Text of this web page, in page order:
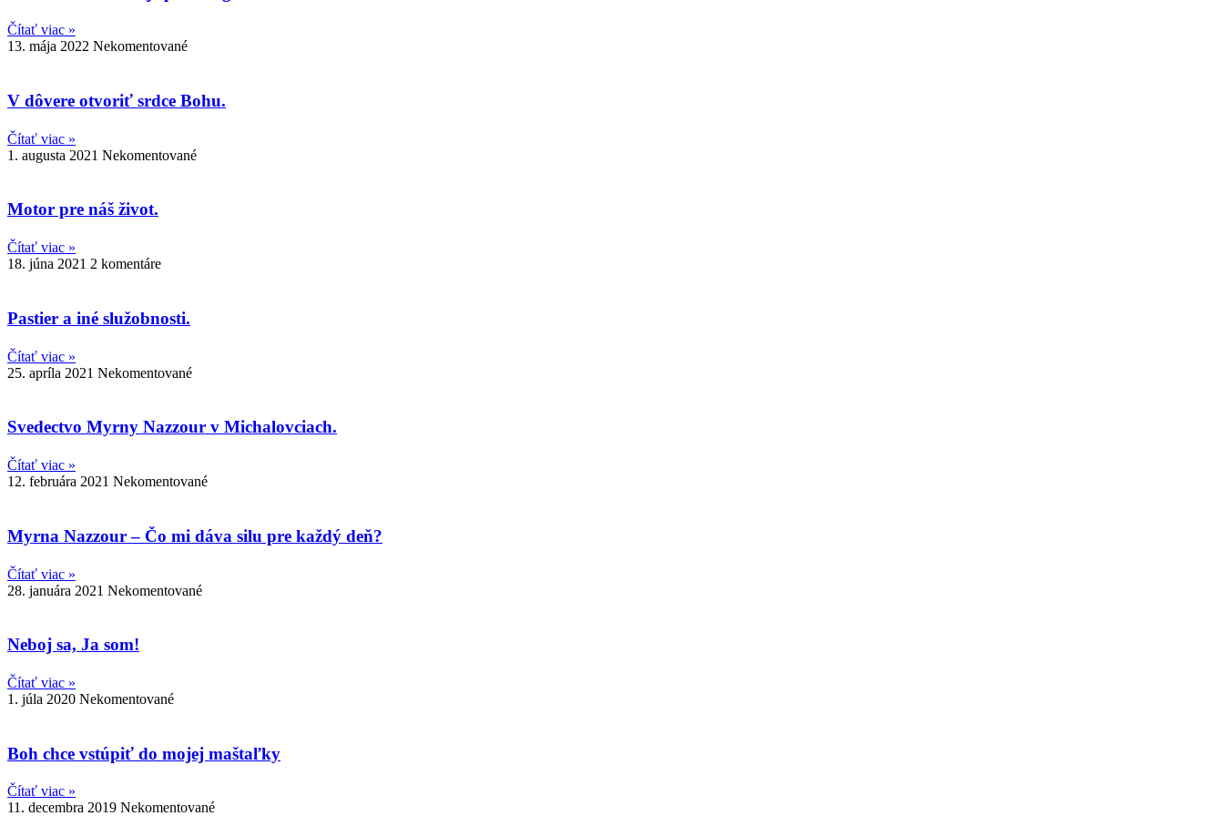
Čítať viac »
13. mája 2022 Nekomentované
V dôvere otvoriť srdce Bohu.
Čítať viac »
1. augusta 2021 Nekomentované
Motor pre náš život.
Čítať viac »
18. júna 2021 2 komentáre
Pastier a iné služobnosti.
Čítať viac »
25. apríla 2021 Nekomentované
Svedectvo Myrny Nazzour v Michalovciach.
Čítať viac »
12. februára 2021 Nekomentované
Myrna Nazzour – Čo mi dáva silu pre každý deň?
Čítať viac »
28. januára 2021 Nekomentované
Neboj sa, Ja som!
Čítať viac »
1. júla 2020 Nekomentované
Boh chce vstúpiť do mojej maštaľky
Čítať viac »
11. decembra 2019 Nekomentované